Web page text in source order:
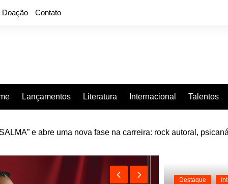
Doação Contato
Lançamentos Literatura Internacional Talentos
e abre uma nova fase na carreira: rock autoral,
“Projeção”, de 2010, nas plataformas digitais
Destaque